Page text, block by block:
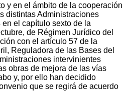
y en el ámbito de la cooperación
distintas Administraciones
el capítulo sexto de la
de Régimen Jurídico del
con el artículo 57 de la
Reguladora de las Bases del
intervinientes
obras de mejora de las vías
y, por ello han decidido
que se regirá de acuerdo